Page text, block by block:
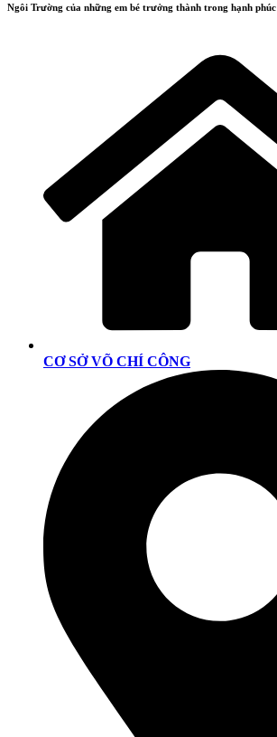
Ngôi Trường của những em bé trưởng thành trong hạnh phúc
CƠ SỞ VÕ CHÍ CÔNG